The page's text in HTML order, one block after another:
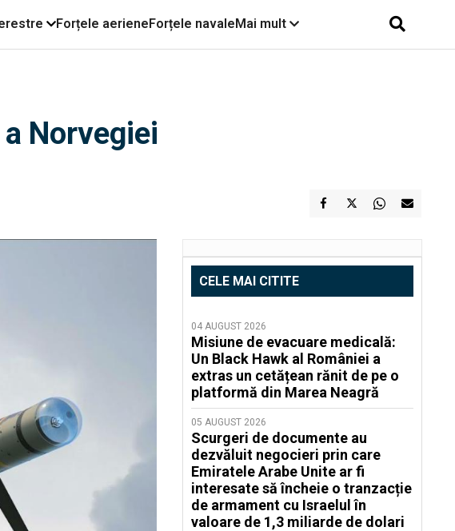
Forțele aerieneForțele navaleMai mult
Norvegiei
CELE MAI CITITE
04 AUGUST 2026
Misiune de evacuare medicală:
Un Black Hawk al României a
extras un cetățean rănit de pe o
platformă din Marea Neagră
05 AUGUST 2026
Scurgeri de documente au
dezvăluit negocieri prin care
Emiratele Arabe Unite ar fi
interesate să încheie o tranzacție
de armament cu Israelul în
valoare de 1,3 miliarde de dolari